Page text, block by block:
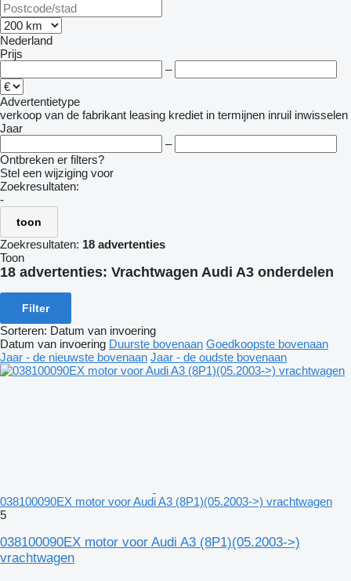
Nederland
Prijs
–
Advertentietype
verkoop van de fabrikant leasing krediet in termijnen inruil inwisselen
Jaar
–
Ontbreken er filters?
Stel een wijziging voor
Zoekresultaten:
-
toon
Zoekresultaten: 18 advertenties
Toon
18 advertenties: Vrachtwagen Audi A3 onderdelen
Filter
Sorteren: Datum van invoering
Datum van invoering Duurste bovenaan Goedkoopste bovenaan
Jaar - de nieuwste bovenaan Jaar - de oudste bovenaan
038100090EX motor voor Audi A3 (8P1)(05.2003->) vrachtwagen
5
038100090EX motor voor Audi A3 (8P1)(05.2003->)
vrachtwagen